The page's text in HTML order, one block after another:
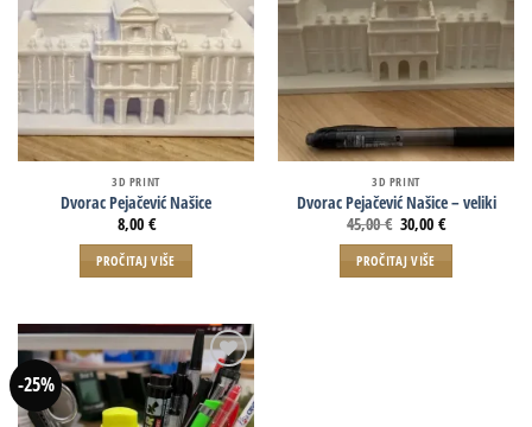
3D PRINT
Dvorac Pejačević Našice
8,00 €
PROČITAJ VIŠE
3D PRINT
Dvorac Pejačević Našice – veliki
45,00€ 30,00€
PROČITAJ VIŠE
-25%